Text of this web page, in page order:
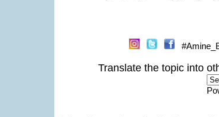
Translate the topic into